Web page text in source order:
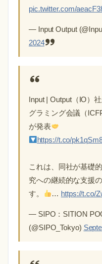
pic.twitter.com/
— Input Output
2024
Input | Output（IO）
グラミング会議（
が発表
https://t.co/
これは、同社が基礎
究への継続的な支援
す。
… https://t.co/
— SIPO：SITION
(@SIPO_Tokyo)